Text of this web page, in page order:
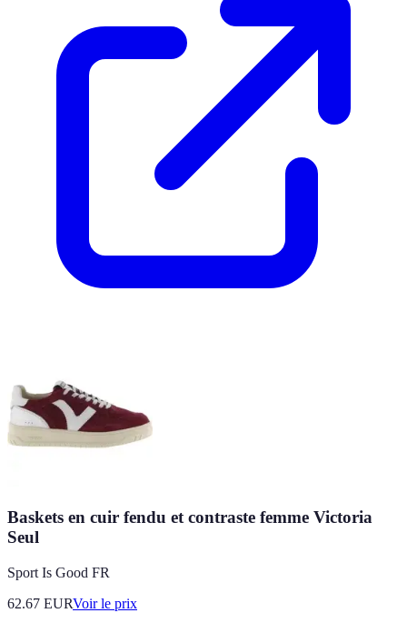
Baskets en cuir fendu et contraste femme Victoria
Seul
Sport Is Good FR
62.67 EURVoir le prix